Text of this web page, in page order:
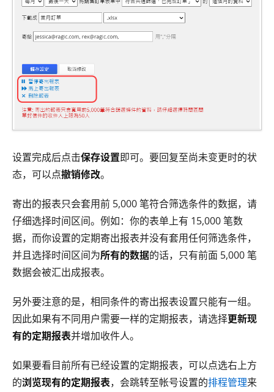
设置完成后点击保存设置即可。要回复至尚未变更时的状
态，可以点撤销修改。
寄出的报表只会套用前 5,000 笔符合筛选条件的数据，请
仔细选择时间区间。例如：你的表单上有 15,000 笔数
据，而你设置的定期寄出报表并没有套用任何筛选条件，
并且选择时间区间为所有的数据的话，只有前面 5,000 笔
数据会被汇出成报表。
另外要注意的是，相同条件的寄出报表设置只能有一组。
因此如果有不同用户需要一样的定期报表，请选择更新现
有的定期报表并增加收件人。
如果要看目前所有已经设置的定期报表，可以点选右上方
的浏览现有的定期报表，会跳转至帐号设置的排程管理来